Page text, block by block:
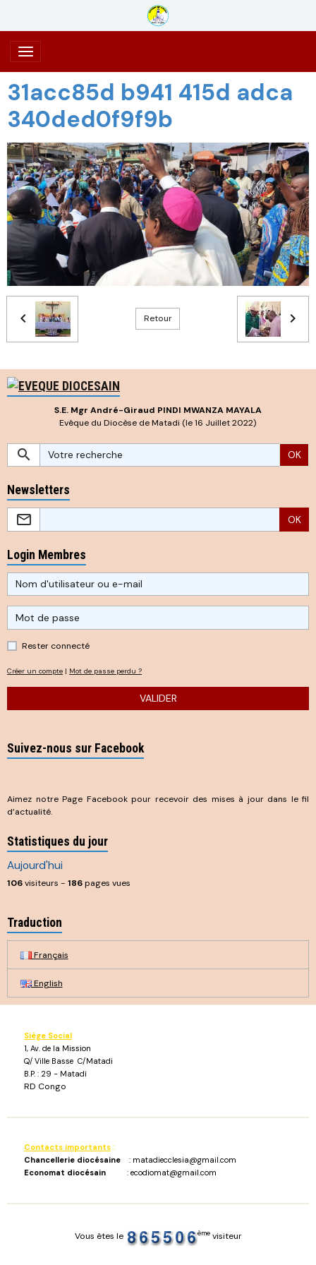
31acc85d b941 415d adca
340ded0f9f9b
Retour
S.E. Mgr André-Giraud PINDI MWANZA MAYALA
Evêque du Diocèse de Matadi (le 16 Juillet 2022)
OK
Newsletters
OK
Login Membres
Rester connecté
Créer un compte | Mot de passe perdu ?
VALIDER
Suivez-nous sur Facebook
Aimez notre Page Facebook pour recevoir des mises à jour dans le fil
d’actualité.
Statistiques du jour
Aujourd'hui
106visiteurs - 186pages vues
Traduction
Français
English
Siège Social
1, Av. de la Mission
Q/ Ville Basse C/Matadi
B.P. : 29 - Matadi
RD Congo
Contacts importants :
Chancellerie diocésaine : matadiecclesia@gmail.com
Economat diocésain : ecodiomat@gmail.com
Vous êtes le èmevisiteur